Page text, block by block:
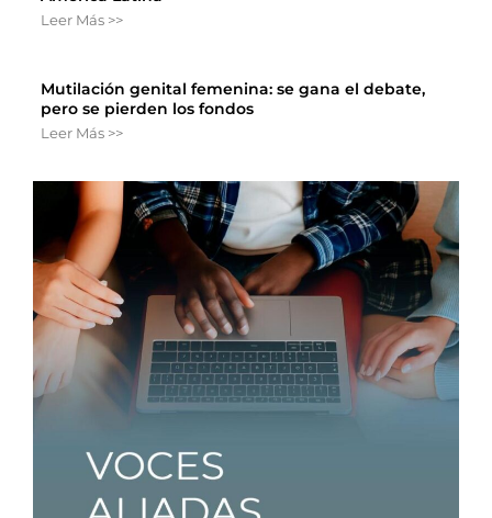
Leer Más >>
Mutilación genital femenina: se gana el debate,
pero se pierden los fondos
Leer Más >>